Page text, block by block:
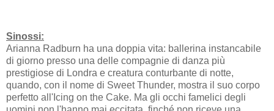
Sinossi:
Arianna Radburn ha una doppia vita: ballerina instancabile
di giorno presso una delle compagnie di danza più
prestigiose di Londra e creatura conturbante di notte,
quando, con il nome di Sweet Thunder, mostra il suo corpo
perfetto all'Icing on the Cake. Ma gli occhi famelici degli